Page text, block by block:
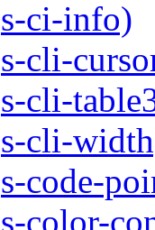
ci-info)
cli-
cli-
cli-
code-
color-